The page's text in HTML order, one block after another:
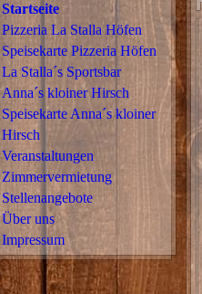
Startseite
Pizzeria La Stalla Höfen
Speisekarte Pizzeria Höfen
La Stalla´s Sportsbar
Anna´s kloiner Hirsch
Speisekarte Anna´s kloiner
Hirsch
Veranstaltungen
Zimmervermietung
Stellenangebote
Über uns
Impressum